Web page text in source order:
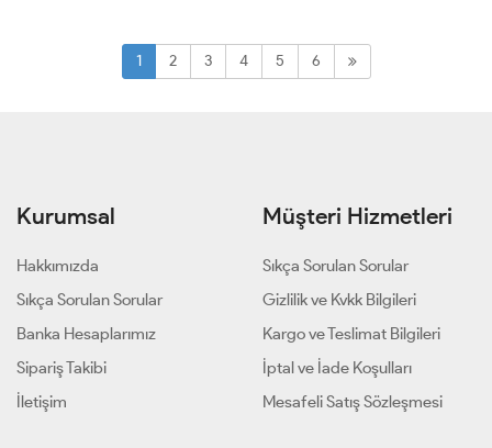
1 2 3 4 5 6
Kurumsal
Hakkımızda
Sıkça Sorulan Sorular
Banka Hesaplarımız
Sipariş Takibi
İletişim
Müşteri Hizmetleri
Sıkça Sorulan Sorular
Gizlilik ve Kvkk Bilgileri
Kargo ve Teslimat Bilgileri
İptal ve İade Koşulları
Mesafeli Satış Sözleşmesi